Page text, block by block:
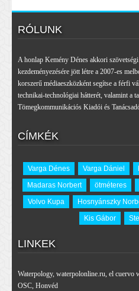
RÓLUNK
A honlap Kemény Dénes akkori
kezdeményezésére jött létre a 2007-es
korszerű médiaeszközként segítse a férfi
technikai-technológiai hátterét, valamint a
Tömegkommunikációs Kiadói és
CÍMKÉK
Varga Dénes Varga Dániel
Madaras Norbert
ötméteres
Volvo Kupa
Hosnyánszky
Kis Gábor
LINKEK
Waterpology, waterpolonline.ru, el cuervo
OSC, Honvéd